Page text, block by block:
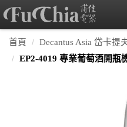
首頁 Decantus Asia 岱卡提
EP2-4019 專業葡萄酒開